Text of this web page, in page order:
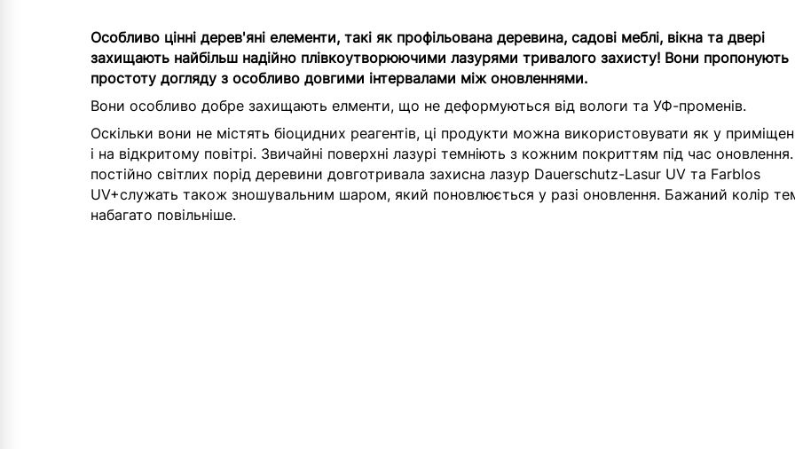
Особливо цінні дерев'яні елементи, такі як профільована деревина, садові меблі, вікна та двері
захищають найбільш надійно плівкоутворюючими лазурями тривалого захисту! Вони пропонують
простоту догляду з особливо довгими інтервалами між оновленнями.
Вони особливо добре захищають елменти, що не деформуються від вологи та УФ-променів.
Оскільки вони не містять біоцидних реагентів, ці продукти можна використовувати як у
і на відкритому повітрі. Звичайні поверхні лазурі темніють з кожним покриттям під час
постійно світлих порід деревини довготривала захисна лазур Dauerschutz-Lasur UV та Farblos
UV+служать також зношувальним шаром, який поновлюється у разі оновлення. Бажаний колір
набагато повільніше.